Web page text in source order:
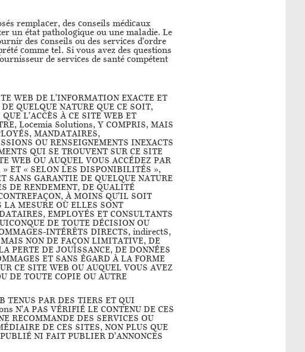
remplacer, des conseils médicaux
un état pathologique ou une maladie. Le
des conseils ou des services d’ordre
comme tel. Si vous avez des questions
de services de santé compétent
WEB DE L’INFORMATION EXACTE ET
QUELQUE NATURE QUE CE SOIT,
L’ACCÈS À CE SITE WEB ET
Locemia Solutions, Y COMPRIS, MAIS
MANDATAIRES,
OU RENSEIGNEMENTS INEXACTS
QUI SE TROUVENT SUR CE SITE
WEB OU AUQUEL VOUS ACCÉDEZ PAR
» ET « SELON LES DISPONIBILITÉS »,
SANS GARANTIE DE QUELQUE NATURE
DE RENDEMENT, DE QUALITÉ
À MOINS QU’IL SOIT
MESURE OÙ ELLES SONT
EMPLOYÉS ET CONSULTANTS
DE TOUTE DÉCISION OU
INTÉRÊTS DIRECTS, indirectS,
MAIS NON DE FAÇON LIMITATIVE, DE
PERTE DE JOUISSANCE, DE DONNÉES
ET SANS ÉGARD À LA FORME
CE SITE WEB OU AUQUEL VOUS AVEZ
DE TOUTE COPIE OU AUTRE
TENUS PAR DES TIERS ET QUI
N’A PAS VÉRIFIÉ LE CONTENU DE CES
RECOMMANDE DES SERVICES OU
DE CES SITES, NON PLUS QUE
NI FAIT PUBLIER D’ANNONCES